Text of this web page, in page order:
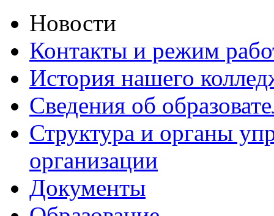
Новости
Контакты и режим
История нашего
Сведения об
Структура и органы
организации
Документы